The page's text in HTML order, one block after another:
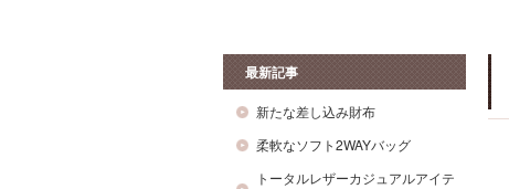
最新記事
新たな差し込み財布
柔軟なソフト2WAYバッグ
トータルレザーカジュアルアイテ